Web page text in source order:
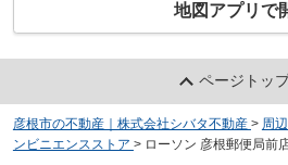
地図アプリで
ページトッ
彦根市の不動産｜株式会社シバタ不動産 > 周
ンビニエンスストア > ローソン 彦根郵便局前